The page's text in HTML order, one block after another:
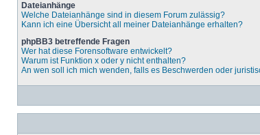
Dateianhänge
Welche Dateianhänge sind in diesem Forum zulässig?
Kann ich eine Übersicht all meiner Dateianhänge erhalten?
phpBB3 betreffende Fragen
Wer hat diese Forensoftware entwickelt?
Warum ist Funktion x oder y nicht enthalten?
An wen soll ich mich wenden, falls es Beschwerden oder